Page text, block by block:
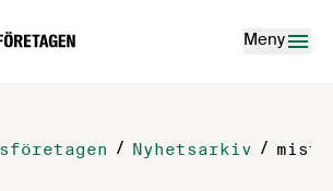
– till startsidan
Meny
/ Nyhetsarkiv /